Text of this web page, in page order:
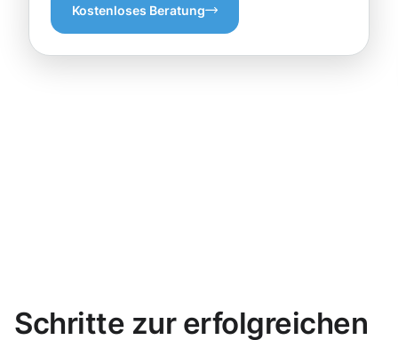
Kostenloses Beratung
Schritte zur erfolgreichen